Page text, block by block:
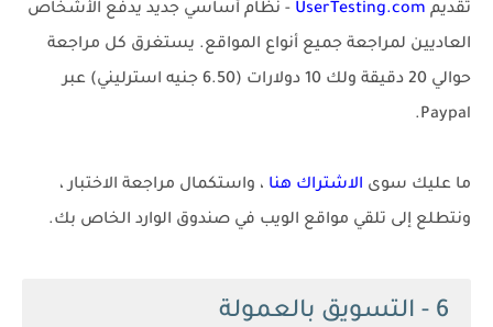
تقديم UserTesting.com - نظام أساسي جديد يدفع الأشخاص
العاديين لمراجعة جميع أنواع المواقع. يستغرق كل مراجعة
حوالي 20 دقيقة ولك 10 دولارات (6.50 جنيه استرليني) عبر
Paypal.
ما عليك سوى الاشتراك هنا ، واستكمال مراجعة الاختبار ،
ونتطلع إلى تلقي مواقع الويب في صندوق الوارد الخاص بك.
6 - التسويق بالعمولة